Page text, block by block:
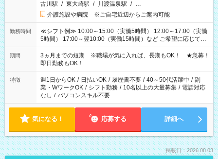
古川駅 / 東大崎駅 / 川渡温泉駅 / …
介護施設や病院 ※ご自宅近辺からご案内可能
勤務時間
≪シフト例≫ 10:00～15:00（実働5時間） 12:00～17:00（実働
5時間） 17:00～翌10:00（実働15時間）など ご希望に応じて、
働く時間は調整できます！ お気軽に担当へ相談ください！
期間
3ヵ月までの短期 ※職場が気に入れば、長期もOK！ ★急募！
即日勤務もOK！
特徴 週1日からOK / 日払いOK / 履歴書不要 / 40～50代活躍中 / 副
業・WワークOK / シフト勤務 / 10名以上の大量募集 / 電話対応
なし / パソコンスキル不要
気になる！ 応募する 詳細へ
掲載日：2026.08.03